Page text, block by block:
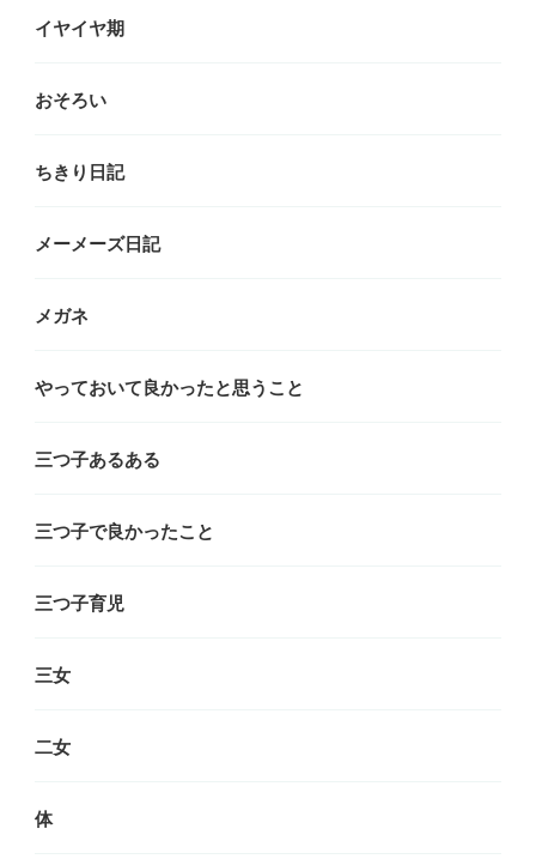
イヤイヤ期
おそろい
ちきり日記
メーメーズ日記
メガネ
やっておいて良かったと思うこと
三つ子あるある
三つ子で良かったこと
三つ子育児
三女
二女
体